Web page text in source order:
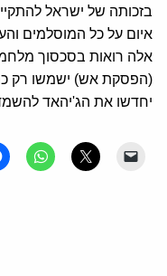
בזכותה של ישראל
איום על כל המוסלמים
אלה רואות בסכסוך
(הפסקת אש) ישמשו רק
יחדשו את הג'יהאד